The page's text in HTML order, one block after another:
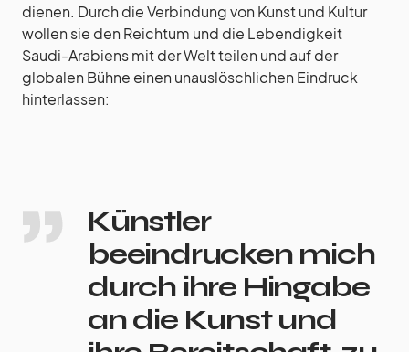
dienen. Durch die Verbindung von Kunst und Kultur
wollen sie den Reichtum und die Lebendigkeit
Saudi-Arabiens mit der Welt teilen und auf der
globalen Bühne einen unauslöschlichen Eindruck
hinterlassen:
Künstler
beeindrucken mich
durch ihre Hingabe
an die Kunst und